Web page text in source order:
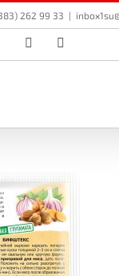
262 99 33 |